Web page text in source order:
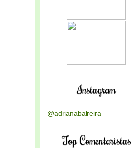
Instagram
@adrianabalreira
Top Comentaristas